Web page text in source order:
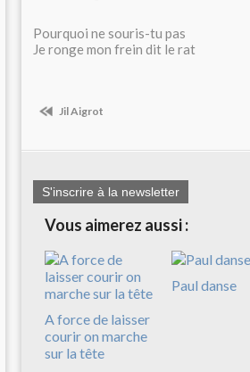
Pourquoi ne souris-tu pas
Je ronge mon frein dit le rat
Jil Aigrot
S'inscrire à la newsletter
Vous aimerez aussi :
A force de laisser
courir on marche
sur la tête
Paul danse